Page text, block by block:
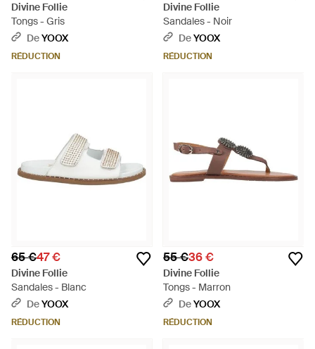
Divine Follie
Tongs - Gris
DeYOOX
RÉDUCTION
Divine Follie
Sandales - Noir
DeYOOX
RÉDUCTION
65 €47 €
Divine Follie
Sandales - Blanc
DeYOOX
RÉDUCTION
55 €36 €
Divine Follie
Tongs - Marron
DeYOOX
RÉDUCTION